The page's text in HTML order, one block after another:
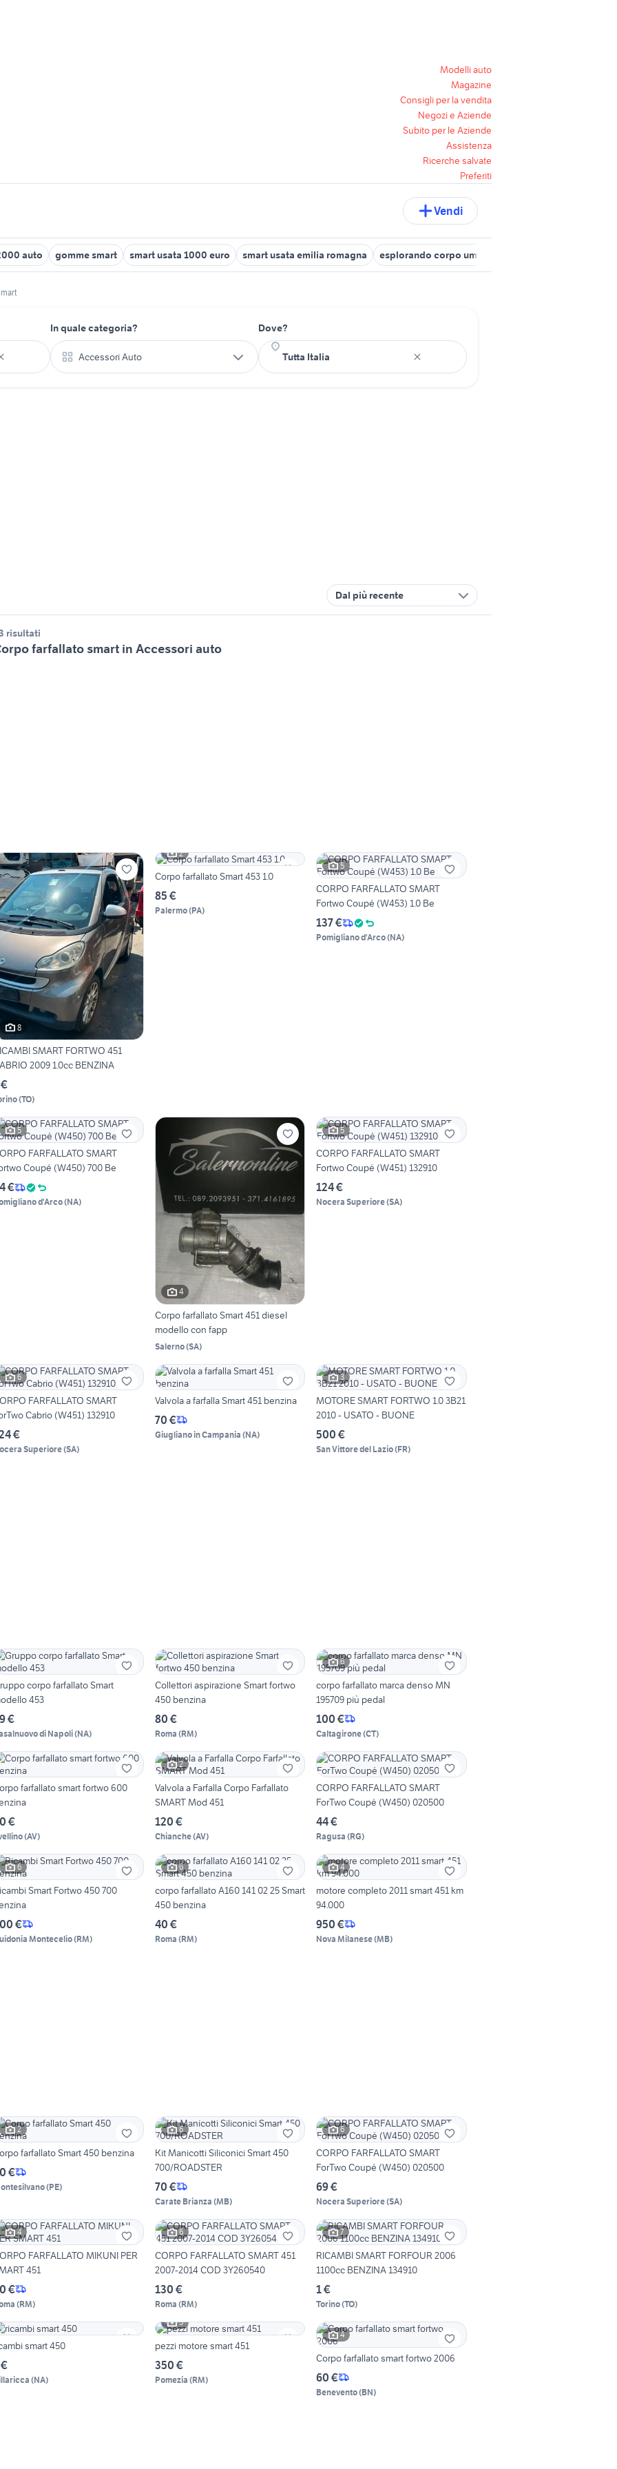
Modelli auto
Magazine
Consigli per la vendita
Negozi e Aziende
Subito per le Aziende
Assistenza
Ricerche salvate
Preferiti
Vendi
auto gomme smart smart usata 1000 euro smart usata emilia romagna esplorando corpo umano vhs
In quale categoria?
Accessori Auto
Dove?
Dal più recente
risultati
farfallato smart in Accessori auto
8
SMART FORTWO 451
2009 1.0cc BENZINA
(TO)
2
Corpo farfallato Smart 453 1.0
85 €
Palermo(PA)
5
CORPO FARFALLATO SMART
Fortwo Coupé (W453) 1.0 Be
137 €
Pomigliano d'Arco(NA)
5
FARFALLATO SMART
Coupé (W450) 700 Be
€
d'Arco(NA)
4
Corpo farfallato Smart 451 diesel
modello con fapp
Salerno(SA)
5
CORPO FARFALLATO SMART
Fortwo Coupé (W451) 132910
124 €
Nocera Superiore(SA)
6
FARFALLATO SMART
Cabrio (W451) 132910
€
Superiore(SA)
Valvola a farfalla Smart 451 benzina
70 €
Giugliano in Campania (NA)
3
MOTORE SMART FORTWO 1.0 3B21
2010 - USATO - BUONE
500 €
San Vittore del Lazio(FR)
corpo farfallato Smart
453
€
di Napoli(NA)
Collettori aspirazione Smart fortwo
450 benzina
80 €
Roma (RM)
6
corpo farfallato marca denso MN
195709 più pedal
100 €
Caltagirone(CT)
farfallato smart fortwo 600
€
(AV)
2
Valvola a Farfalla Corpo Farfallato
SMART Mod 451
120 €
Chianche(AV)
CORPO FARFALLATO SMART
ForTwo Coupé (W450) 020500
44 €
Ragusa (RG)
6
Smart Fortwo 450 700
€
Montecelio(RM)
6
corpo farfallato A160 141 02 25 Smart
450 benzina
40 €
Roma (RM)
4
motore completo 2011 smart 451 km
94.000
950 €
Nova Milanese(MB)
2
farfallato Smart 450 benzina
€
(PE)
6
Kit Manicotti Siliconici Smart 450
700/ROADSTER
70 €
Carate Brianza (MB)
6
CORPO FARFALLATO SMART
ForTwo Coupé (W450) 020500
69 €
Nocera Superiore(SA)
4
FARFALLATO MIKUNI PER
451
€
(RM)
6
CORPO FARFALLATO SMART 451
2007-2014 COD 3Y260540
130 €
Roma (RM)
7
RICAMBI SMART FORFOUR 2006
1100cc BENZINA 134910
1 €
Torino(TO)
smart 450
(NA)
5
pezzi motore smart 451
350 €
Pomezia (RM)
4
Corpo farfallato smart fortwo 2006
60 €
Benevento(BN)